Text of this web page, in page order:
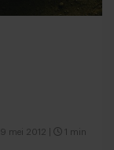
9 mei 2012 1 min